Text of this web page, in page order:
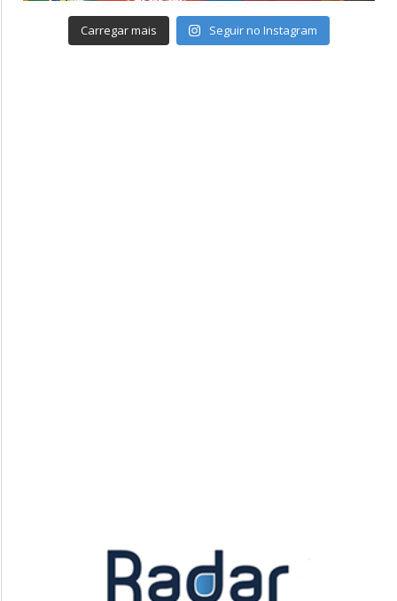
Carregar mais Seguir no Instagram